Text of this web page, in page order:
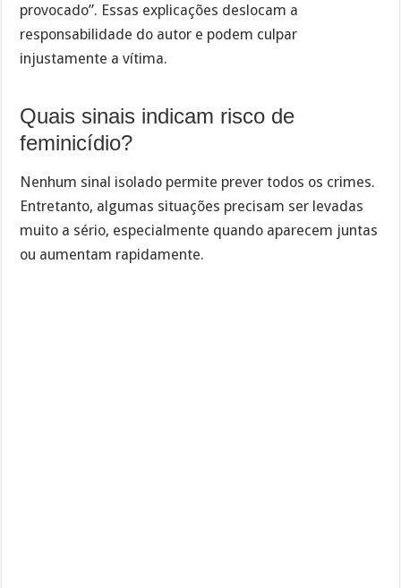
provocado”. Essas explicações deslocam a
responsabilidade do autor e podem culpar
injustamente a vítima.
Quais sinais indicam risco de
feminicídio?
Nenhum sinal isolado permite prever todos os crimes.
Entretanto, algumas situações precisam ser levadas
muito a sério, especialmente quando aparecem juntas
ou aumentam rapidamente.